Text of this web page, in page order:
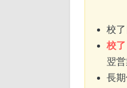
校
校
翌
長